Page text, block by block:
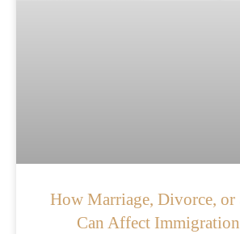
How Marriage, Divorce, or
Can Affect